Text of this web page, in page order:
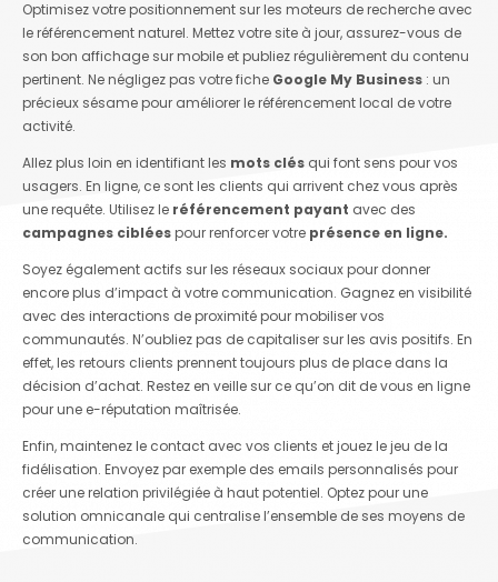
Optimisez votre positionnement sur les moteurs de recherche avec
le référencement naturel. Mettez votre site à jour, assurez-vous de
son bon affichage sur mobile et publiez régulièrement du contenu
pertinent. Ne négligez pas votre fiche Google My Business : un
précieux sésame pour améliorer le référencement local de votre
activité.
Allez plus loin en identifiant les mots clésqui font sens pour vos
usagers. En ligne, ce sont les clients qui arrivent chez vous après
une requête. Utilisez le référencement payant avec des
campagnes cibléespour renforcer votre présence en ligne.
Soyez également actifs sur les réseaux sociaux pour donner
encore plus d’impact à votre communication. Gagnez en visibilité
avec des interactions de proximité pour mobiliser vos
communautés. N’oubliez pas de capitaliser sur les avis positifs. En
effet, les retours clients prennent toujours plus de place dans la
décision d’achat. Restez en veille sur ce qu’on dit de vous en ligne
pour une e-réputation maîtrisée.
Enfin, maintenez le contact avec vos clients et jouez le jeu de la
fidélisation. Envoyez par exemple des emails personnalisés pour
créer une relation privilégiée à haut potentiel. Optez pour une
solution omnicanale qui centralise l’ensemble de ses moyens de
communication.